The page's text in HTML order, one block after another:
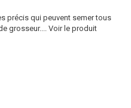
précis qui peuvent semer tous
grosseur.... Voir le produit